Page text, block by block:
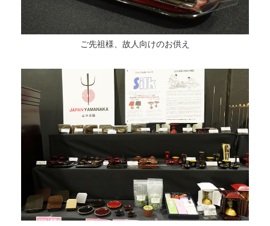
ご先祖様、故人向けのお供え